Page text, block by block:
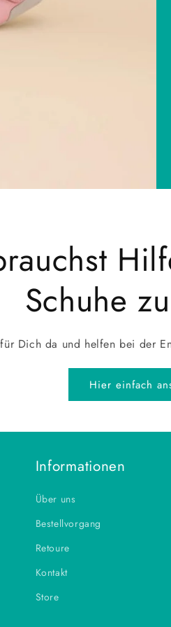
Schuhe
Dich da und helfen bei der
Hier einfach
Informationen
Über uns
Bestellvorgang
Retoure
Kontakt
Store